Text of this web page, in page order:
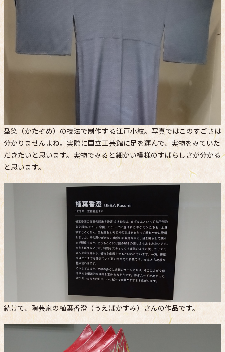
型染（かたぞめ）の技法で制作する江戸小紋。写真ではこのすごさは
分かりませんよね。実際に国立工芸館に足を運んで、実物をみていた
だきたいと思います。実物でみると細かい模様のすばらしさが分かる
と思います。
続けて、陶芸家の植葉香澄（うえばかすみ）さんの作品です。